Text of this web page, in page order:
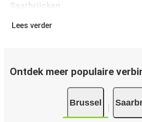
Saarbrücken
Een busticket boeken is heel simpel:
Apple Pay. Je kunt ook contant
Lees verder
Ontdek meer populaire
Brussel